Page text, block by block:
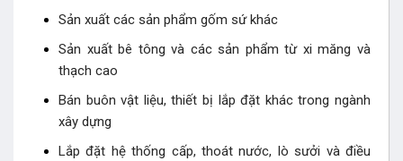
Sản xuất các sản phẩm gốm sứ khác
Sản xuất bê tông và các sản phẩm từ xi măng và
thạch cao
Bán buôn vật liệu, thiết bị lắp đặt khác trong ngành
xây dựng
Lắp đặt hệ thống cấp, thoát nước, lò sưởi và điều